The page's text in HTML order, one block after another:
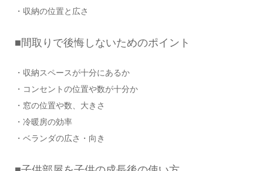
・収納の位置と広さ
■間取りで後悔しないためのポイント
・収納スペースが十分にあるか
・コンセントの位置や数が十分か
・窓の位置や数、大きさ
・冷暖房の効率
・ベランダの広さ・向き